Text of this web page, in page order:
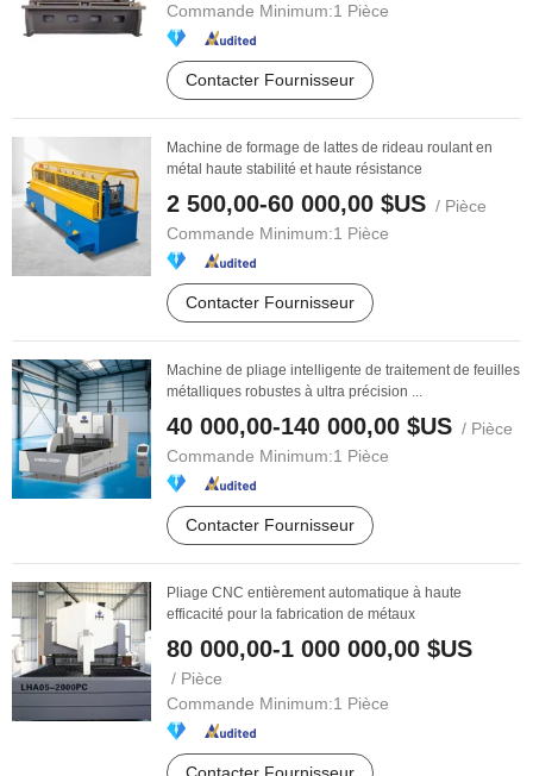
Commande Minimum:1 Pièce
Contacter Fournisseur
Machine de formage de lattes de rideau roulant en
métal haute stabilité et haute résistance
2 500,00-60 000,00 $US / Pièce
Commande Minimum:1 Pièce
Contacter Fournisseur
Machine de pliage intelligente de traitement de feuilles
métalliques robustes à ultra précision ...
40 000,00-140 000,00 $US / Pièce
Commande Minimum:1 Pièce
Contacter Fournisseur
Pliage CNC entièrement automatique à haute
efficacité pour la fabrication de métaux
80 000,00-1 000 000,00 $US
/ Pièce
Commande Minimum:1 Pièce